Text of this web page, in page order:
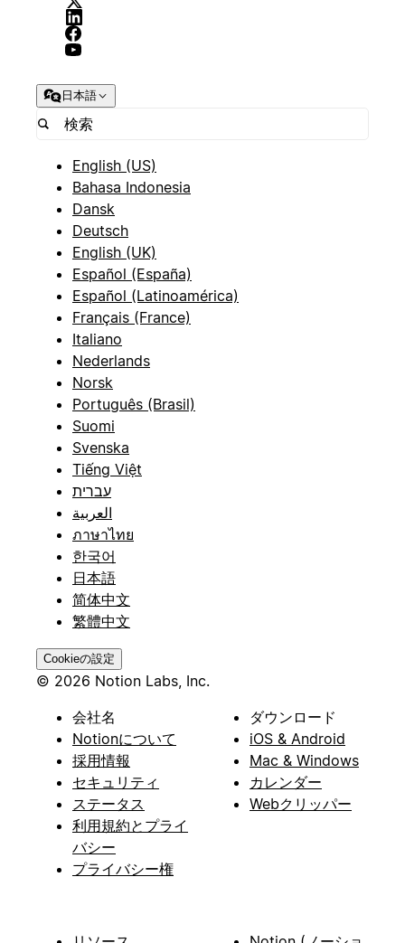
日本語
English (US)
Bahasa Indonesia
Dansk
Deutsch
English (UK)
Español (España)
Español (Latinoamérica)
Français (France)
Italiano
Nederlands
Norsk
Português (Brasil)
Suomi
Svenska
Tiếng Việt
עברית
العربية
ภาษาไทย
한국어
日本語
简体中文
繁體中文
Cookieの設定
© 2026 Notion Labs, Inc.
会社名
Notionについて
採用情報
セキュリティ
ステータス
利用規約とプライ
バシー
プライバシー権
ダウンロード
iOS & Android
Mac & Windows
カレンダー
Webクリッパー